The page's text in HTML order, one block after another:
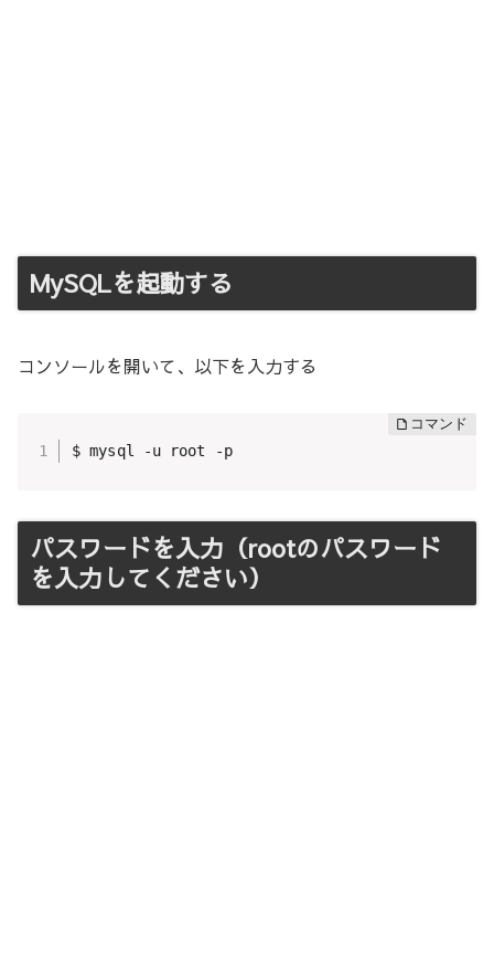
MySQLを起動する
コンソールを開いて、以下を入力する
$ mysql -u root -p
パスワードを入力（rootのパスワード
を入力してください）